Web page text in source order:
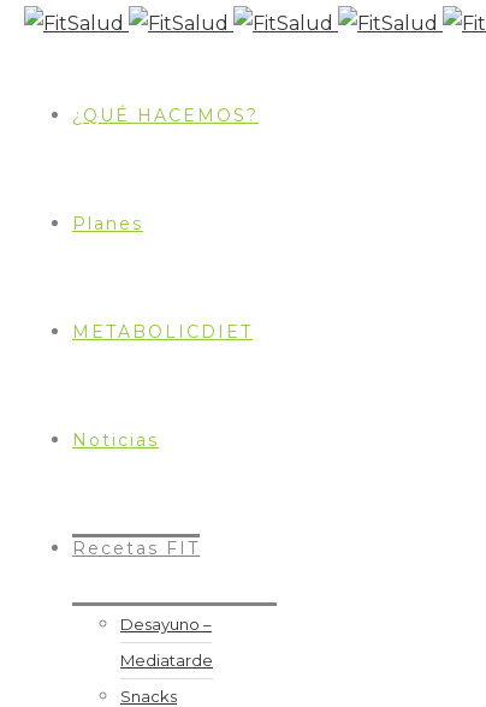
¿QUÉ HACEMOS?
Planes
METABOLICDIET
Noticias
Recetas FIT
Desayuno –
Mediatarde
Snacks